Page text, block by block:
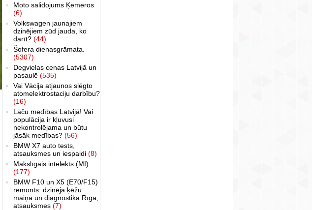
Moto salidojums Ķemeros
(6)
Volkswagen jaunajiem
dzinējiem zūd jauda, ko
darīt? (44)
Šofera dienasgrāmata.
(5307)
Degvielas cenas Latvijā un
pasaulē (535)
Vai Vācija atjaunos slēgto
atomelektrostaciju darbību?
(16)
Lāču medības Latvijā! Vai
populācija ir kļuvusi
nekontrolējama un būtu
jāsāk medības? (56)
BMW X7 auto tests,
atsauksmes un iespaidi (8)
Makslīgais intelekts (MI)
(177)
BMW F10 un X5 (E70/F15)
remonts: dzinēja ķēžu
maiņa un diagnostika Rīgā,
atsauksmes (7)